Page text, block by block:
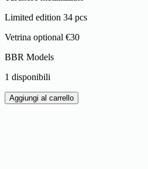
Limited edition 34 pcs
Vetrina optional €30
BBR Models
1 disponibili
FERRARI
4.9
Aggiungi al carrello